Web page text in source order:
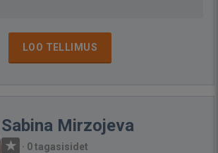
LOO TELLIMUS
Sabina Mirzojeva
· 0 tagasisidet